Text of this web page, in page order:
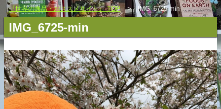
『世界の逸品・おススメサイト』 TOP IMG_6725-min
IMG_6725-min